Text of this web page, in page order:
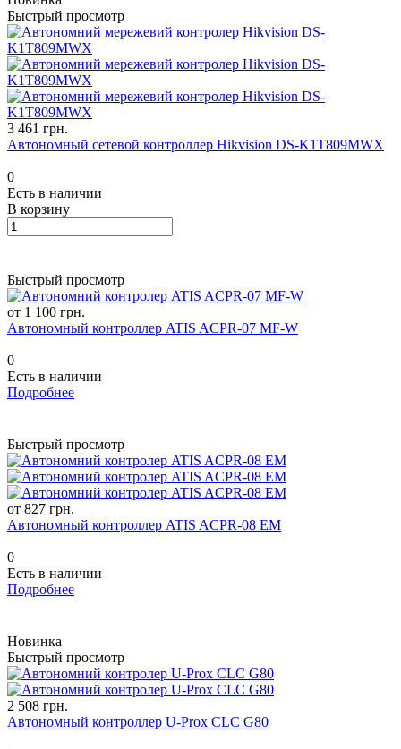
Быстрый просмотр
3 461 грн.
Автономный сетевой контроллер Hikvision DS-K1T809MWX
0
Есть в наличии
В корзину
Быстрый просмотр
от 1 100 грн.
Автономный контроллер ATIS ACPR-07 MF-W
0
Есть в наличии
Подробнее
Быстрый просмотр
от 827 грн.
Автономный контроллер ATIS ACPR-08 EM
0
Есть в наличии
Подробнее
Новинка
Быстрый просмотр
2 508 грн.
Автономный контроллер U-Prox CLC G80